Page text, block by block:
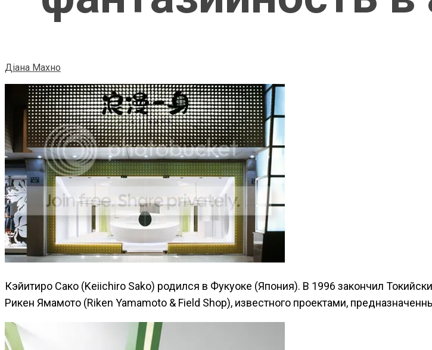
Діана Махно
Кэйитиро Сако (Keiichiro Sako) родился в Фукуоке (Япония). В 1996 закончил
Рикен Ямамото (Riken Yamamoto & Field Shop), известного проектами,